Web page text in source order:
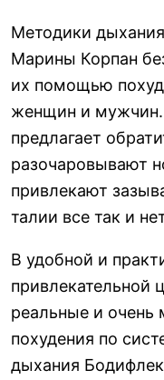
Методики
Марины Корпан
их помощью
женщин и
предлагает
разочаровывают
привлекают
талии все так и
В удобной и
привлекательной
реальные и
похудения по
дыхания